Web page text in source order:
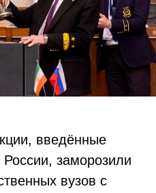
введённые
заморозили
вузов с